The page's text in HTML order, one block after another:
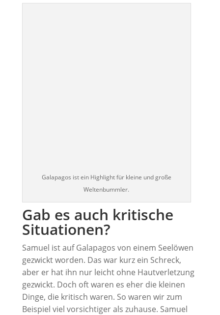
Galapagos ist ein Highlight für kleine und große
Weltenbummler.
Gab es auch kritische
Situationen?
Samuel ist auf Galapagos von einem Seelöwen
gezwickt worden. Das war kurz ein Schreck,
aber er hat ihn nur leicht ohne Hautverletzung
gezwickt. Doch oft waren es eher die kleinen
Dinge, die kritisch waren. So waren wir zum
Beispiel viel vorsichtiger als zuhause. Samuel